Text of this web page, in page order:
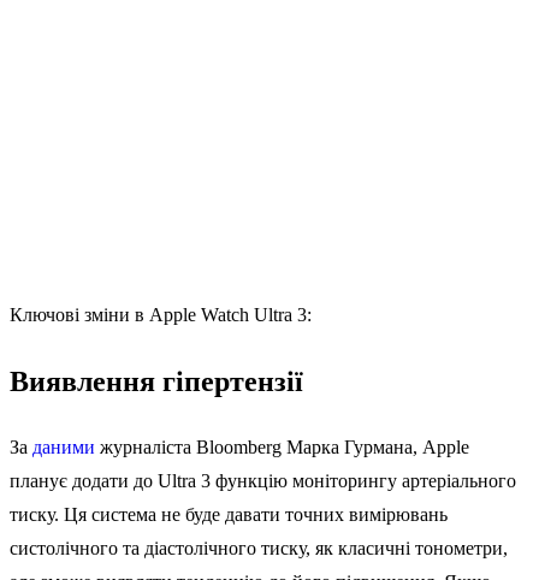
Ключові зміни в Apple Watch Ultra 3:
Виявлення гіпертензії
За даними журналіста Bloomberg Марка Гурмана, Apple
планує додати до Ultra 3 функцію моніторингу артеріального
тиску. Ця система не буде давати точних вимірювань
систолічного та діастолічного тиску, як класичні тонометри,